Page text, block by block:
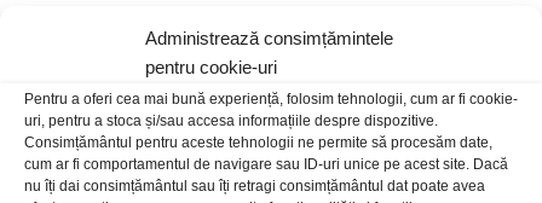
Administrează consimțămintele
pentru cookie-uri
Pentru a oferi cea mai bună experiență, folosim tehnologii, cum ar fi cookie-
uri, pentru a stoca și/sau accesa informațiile despre dispozitive.
Consimțământul pentru aceste tehnologii ne permite să procesăm date,
cum ar fi comportamentul de navigare sau ID-uri unice pe acest site. Dacă
nu îți dai consimțământul sau îți retragi consimțământul dat poate avea